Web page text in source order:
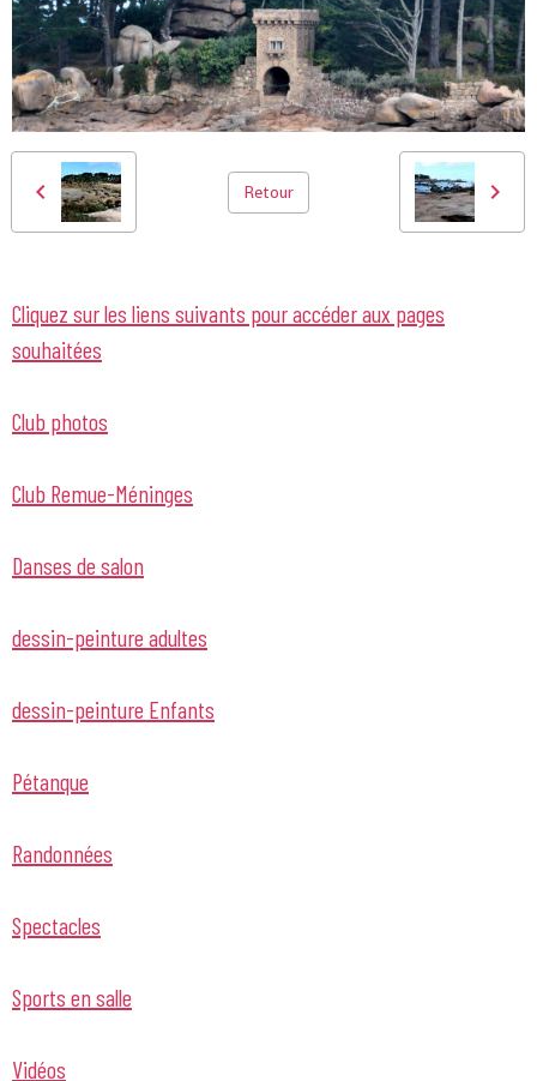
Retour
Cliquez sur les liens suivants pour accéder aux pages
souhaitées
Club photos
Club Remue-Méninges
Danses de salon
dessin-peinture adultes
dessin-peinture Enfants
Pétanque
Randonnées
Spectacles
Sports en salle
Vidéos